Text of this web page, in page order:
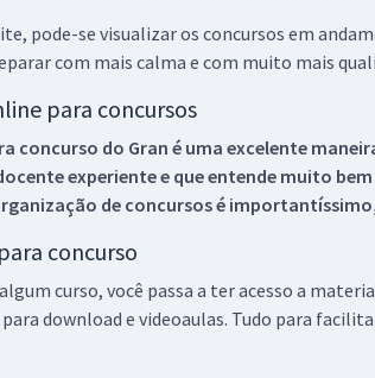
pode-se visualizar os concursos em
com mais calma e com muito mais
para concursos
concurso do Gran é uma excelente
experiente e que entende muito
de concursos é
concurso
curso, você passa a ter acesso a
download e videoaulas. Tudo para